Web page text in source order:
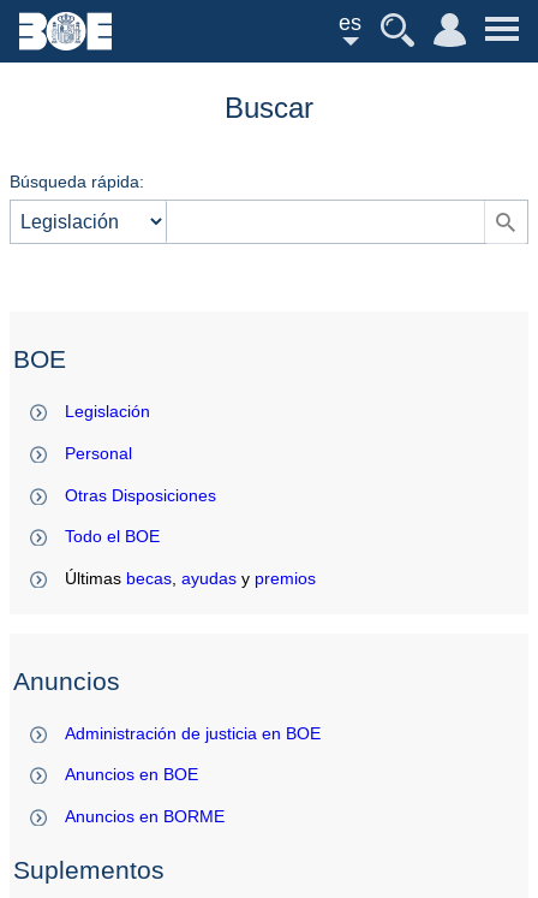
es
Buscar
Búsqueda rápida:
BOE
Legislación
Personal
Otras Disposiciones
Todo el BOE
Últimas becas ,ayudas y premios
Anuncios
Administración de justicia en BOE
Anuncios en BOE
Anuncios en BORME
Suplementos